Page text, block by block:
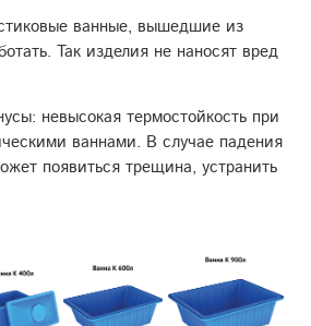
ванные, вышедшие из
Так изделия не наносят вред
невысокая термостойкость при
ваннами. В случае падения
появиться трещина, устранить